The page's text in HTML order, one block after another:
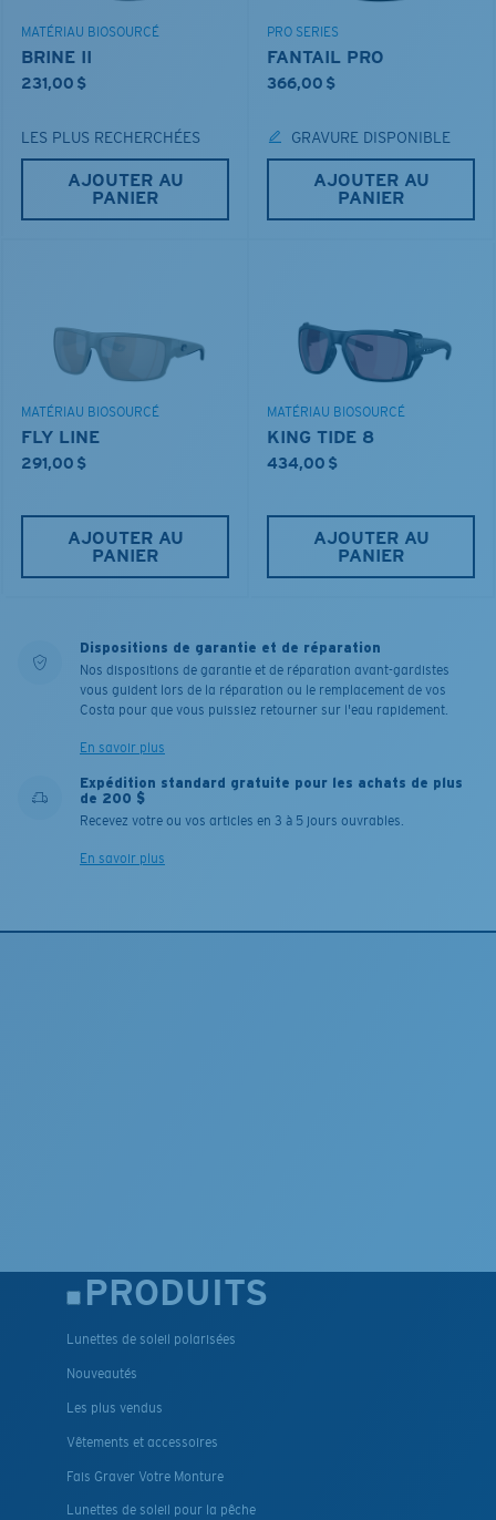
MATÉRIAU BIOSOURCÉ
BRINE II
231,00 $
LES PLUS RECHERCHÉES
AJOUTER AU
PANIER
PRO SERIES
FANTAIL PRO
366,00 $
GRAVURE DISPONIBLE
AJOUTER AU
PANIER
MATÉRIAU BIOSOURCÉ
FLY LINE
291,00 $
AJOUTER AU
PANIER
MATÉRIAU BIOSOURCÉ
KING TIDE 8
434,00 $
AJOUTER AU
PANIER
Dispositions de garantie et de réparation
Nos dispositions de garantie et de réparation avant-gardistes
vous guident lors de la réparation ou le remplacement de vos
Costa pour que vous puissiez retourner sur l'eau rapidement.
En savoir plus
Expédition standard gratuite pour les achats de plus
de 200 $
Recevez votre ou vos articles en 3 à 5 jours ouvrables.
En savoir plus
PRODUITS
Lunettes de soleil polarisées
Nouveautés
Les plus vendus
Vêtements et accessoires
Fais Graver Votre Monture
Lunettes de soleil pour la pêche